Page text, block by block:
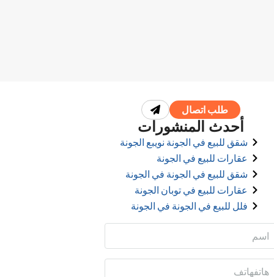
طلب اتصال
أحدث المنشورات
شقق للبيع في الجونة نويبع الجونة
عقارات للبيع في الجونة
شقق للبيع في الجونة في الجونة
عقارات للبيع في توبان الجونة
فلل للبيع في الجونة في الجونة